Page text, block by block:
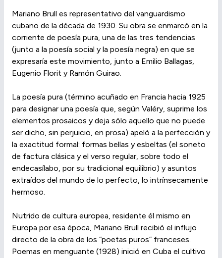
Mariano Brull es representativo del vanguardismo
cubano de la década de 1930. Su obra se enmarcó en la
corriente de poesía pura, una de las tres tendencias
(junto a la poesía social y la poesía negra) en que se
expresaría este movimiento, junto a Emilio Ballagas,
Eugenio Florit y Ramón Guirao.
La poesía pura (término acuñado en Francia hacia 1925
para designar una poesía que, según Valéry, suprime los
elementos prosaicos y deja sólo aquello que no puede
ser dicho, sin perjuicio, en prosa) apeló a la perfección y
la exactitud formal: formas bellas y esbeltas (el soneto
de factura clásica y el verso regular, sobre todo el
endecasílabo, por su tradicional equilibrio) y asuntos
extraídos del mundo de lo perfecto, lo intrínsecamente
hermoso.
Nutrido de cultura europea, residente él mismo en
Europa por esa época, Mariano Brull recibió el influjo
directo de la obra de los “poetas puros” franceses.
Poemas en menguante (1928) inició en Cuba el cultivo